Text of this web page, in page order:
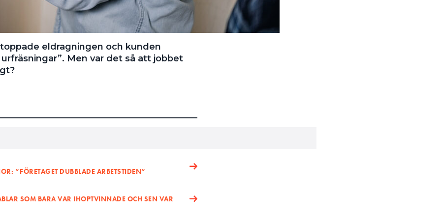
eldragningen och kunden
Men var det så att jobbet
”FÖRETAGET DUBBLADE ARBETSTIDEN”
SOM BARA VAR IHOPTVINNADE OCH SEN VAR